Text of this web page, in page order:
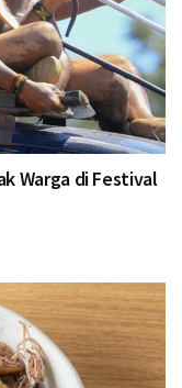
Warga di Festival